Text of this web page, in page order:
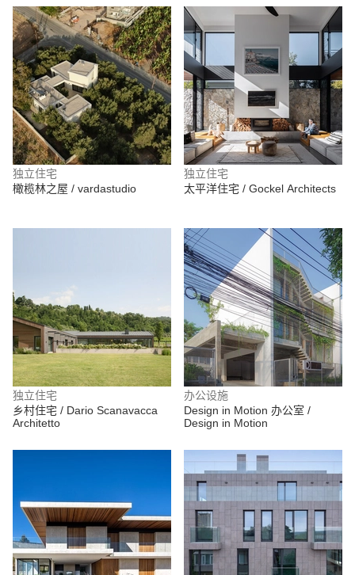
独立住宅
橄榄林之屋 / vardastudio
独立住宅
太平洋住宅 / Gockel Architects
独立住宅
乡村住宅 / Dario Scanavacca
Architetto
办公设施
Design in Motion 办公室 /
Design in Motion